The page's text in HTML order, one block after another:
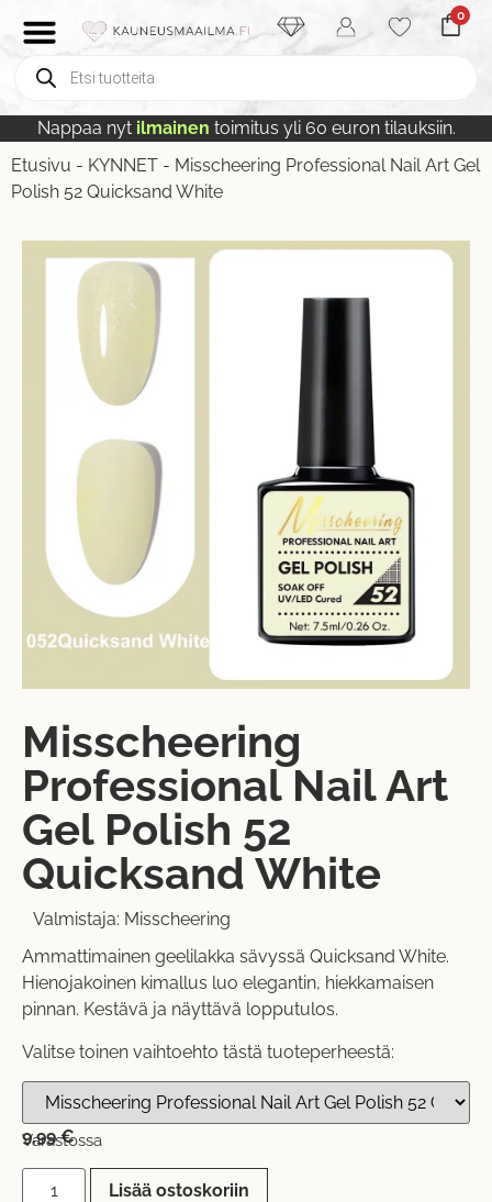
0
Nappaa nyt ilmainen toimitus yli 60 euron tilauksiin.
Etusivu - KYNNET - Misscheering Professional Nail Art Gel
Polish 52 Quicksand White
Misscheering
Professional Nail Art
Gel Polish 52
Quicksand White
Valmistaja: Misscheering
Ammattimainen geelilakka sävyssä Quicksand White.
Hienojakoinen kimallus luo elegantin, hiekkamaisen
pinnan. Kestävä ja näyttävä lopputulos.
Valitse toinen vaihtoehto tästä tuoteperheestä:
9,99€
Varastossa
Lisää ostoskoriin